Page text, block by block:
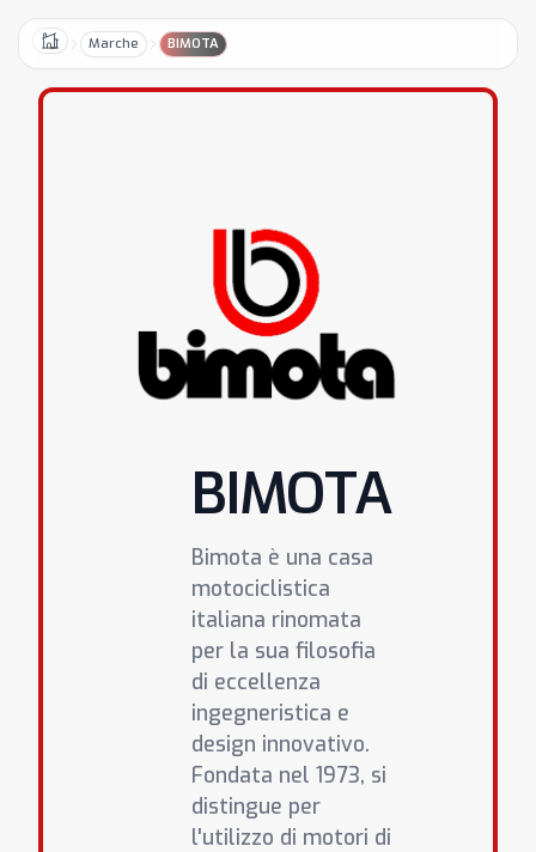
HomeMarche BIMOTA
BIMOTA
Bimota è una casa
motociclistica
italiana rinomata
per la sua filosofia
di eccellenza
ingegneristica e
design innovativo.
Fondata nel 1973, si
distingue per
l'utilizzo di motori di